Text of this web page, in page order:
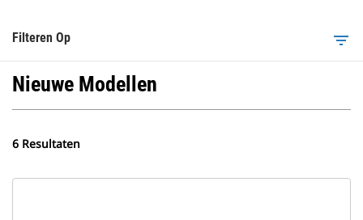
Filteren Op filter_list
Nieuwe Modellen
6 Resultaten